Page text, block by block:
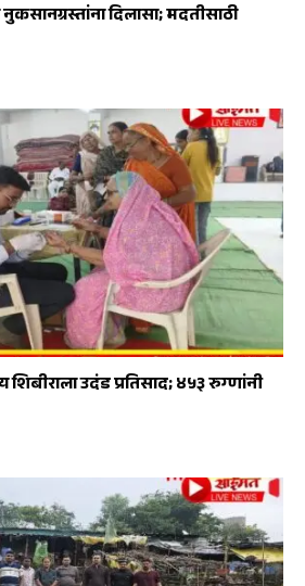
दिलासा; मदतीसाठी
उदंड प्रतिसाद; ४५३ रुग्णांनी